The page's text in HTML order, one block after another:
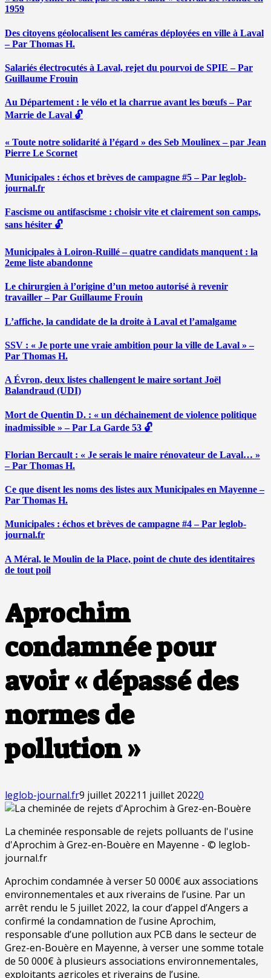
1959
Des citoyens géolocalisent les caméras déployées en ville à Laval
– Par Thomas H.
Salariés électrocutés à Laval, rejet du pourvoi de SPIE – Par
Guillaume Frouin
Au Département : le vélo et la charrue avant les bœufs – Par
Marrie de Laval 🔓
« Toute notre solidarité à l’égard » des Seb Moulinex – par Jean
Pierre Le Scornet
Municipales : échos et brèves de campagne #5 – Par leglob-
journal.fr
Fascisme ou antifascisme : choisir vite et clairement son camps,
sans hésiter 🔓
Municipales à Loiron-Ruillé – quatre candidats manquent : la
2eme liste abandonne
Le chirurgien à l’origine d’un metoo autorisé à revenir
travailler – Par Guillaume Frouin
L’affiche, la candidate de la droite à Laval et l’amalgame
SSV : « Je porte une vraie ambition pour la ville de Laval » –
Par Thomas H.
A Évron, deux listes challengent le maire sortant Joël
Balandraud (UDI)
Mort de Quentin D. : « un déchainement de violence politique
inadmissible » – Par La Garde 53 🔓
Florian Bercault : « Je serais le maire rénovateur de Laval… »
– Par Thomas H.
Ce que disent les noms des listes aux Municipales en Mayenne –
Par Thomas H.
Municipales : échos et brèves de campagne #4 – Par leglob-
journal.fr
A Méral, le Moulin de la Place, point de chute des identitaires
de tout poil
Aprochim
condamnée pour
avoir « dépassé des
normes de
pollution »
leglob-journal.fr9 juillet 202211 juillet 20220
La cheminée responsable de rejets polluants de l'usine
d'Aprochim à Grez-en-Bouère en Mayenne - © leglob-
journal.fr
Aprochim condamnée à verser 50 000€ aux associations
environnementales et aux riverains de l’usine. Par un
arrêt rendu le 5 juillet 2022, la cour d’appel d’Angers a
confirmé la condamnation de l’usine Aprochim,
responsable d’une pollution aux PCB dans le secteur de
Grez-en-Bouère en Mayenne, à verser une somme totale
de 50 000€ à plusieurs associations environnementales,
exploitants agricoles et riverains de l’usine.